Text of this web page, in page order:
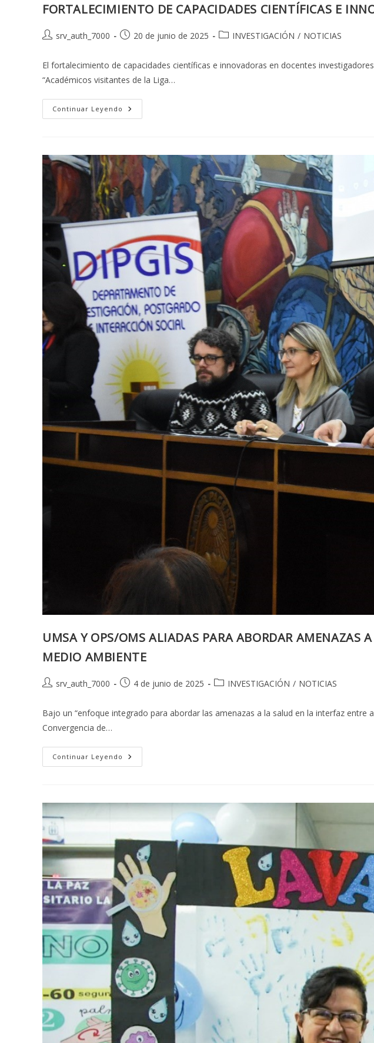
FORTALECIMIENTO DE CAPACIDADES CIENTÍFICAS E
Autor
la
entrada:
srv_auth_7000
Publicación
entrada:
20 de junio de 2025
Categoría
entrada:
INVESTIGACIÓN / NOTICIAS
El fortalecimiento de capacidades científicas e innovadoras en docentes
“Académicos visitantes de la Liga…
Continuar Leyendo DOCENTES
INVESTIGADORES
A
PARTICIPAR
EN
LA
CONVOCATORIA
PARA
EL
FORTALECIMIENTO
DE
CAPACIDADES
CIENTÍFICAS
E
INNOVADORAS
EN
DE
HAINAN,
CHINA
UMSA Y OPS/OMS ALIADAS PARA ABORDAR AMENAZAS
MEDIO AMBIENTE
Autor
la
entrada:
srv_auth_7000
Publicación
entrada:
4 de junio de 2025
Categoría
INVESTIGACIÓN / NOTICIAS
Bajo un “enfoque integrado para abordar las amenazas a la salud en la interfaz
Convergencia de…
Continuar Leyendo UMSA
Y
AMENAZAS
LA
EN
INTERFAZ
ANIMALES,
SERES
HUMANOS
Y
MEDIO
AMBIENTE